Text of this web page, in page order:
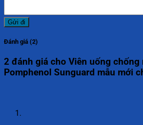
Đánh giá (2)
2 đánh giá cho Viên uống chống
Pomphenol Sunguard mẫu mới